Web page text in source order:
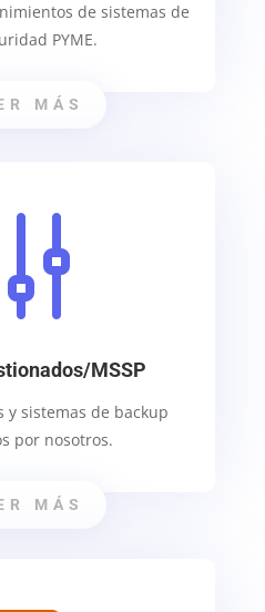
de sistemas de
PYME.
MÁS
MSSP
y sistemas de backup
por nosotros.
MÁS